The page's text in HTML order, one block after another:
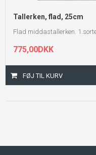
Tallerken, flad, 25cm
Flad middastallerken.
775,00DKK